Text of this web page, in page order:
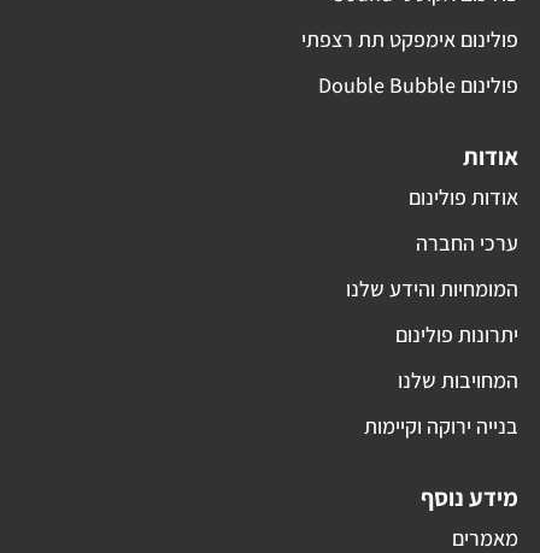
פולינום אימפקט תת רצפתי
פולינום Double Bubble
אודות
אודות פולינום
ערכי החברה
המומחיות והידע שלנו
יתרונות פולינום
המחויבות שלנו
בנייה ירוקה וקיימות
מידע נוסף
מאמרים